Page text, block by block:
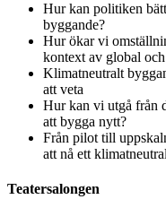
Hur kan politiken
byggande?
Hur ökar vi
kontext av global
Klimatneutralt
att veta
Hur kan vi utgå från
att bygga nytt?
Från pilot till
att nå ett
Teatersalongen